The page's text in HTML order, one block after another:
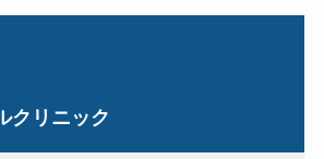
クリニック